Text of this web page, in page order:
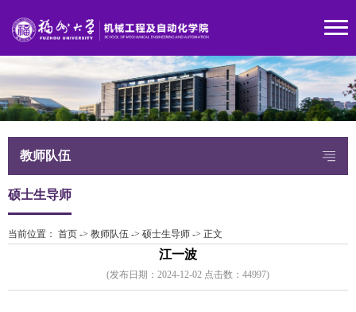
教师队伍
硕士生导师
当前位置： 首页 -> 教师队伍 -> 硕士生导师 -> 正文
江一波
(发布日期：2024-12-02 点击数： 44997)